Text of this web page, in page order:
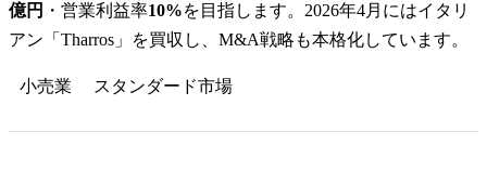
億円 ・営業利益率10%を目指します。2026年4月にはイタリ
アン「Tharros」を買収し、M&A戦略も本格化しています。
小売業 スタンダード市場